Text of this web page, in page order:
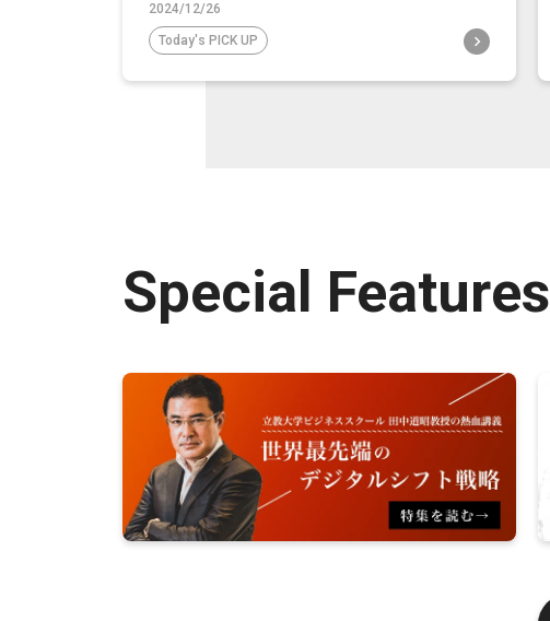
2024/12/26
Today's PICK UP
Special Features